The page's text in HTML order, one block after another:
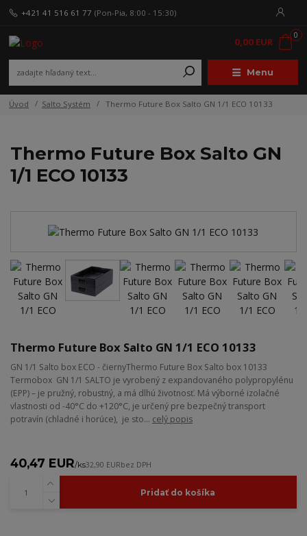
Menu
+421 41 516 61 77 (Pon-Pia, 8:00 - 15:30)
0
0,00 EUR
Úvod Salto Systém Thermo Future Box Salto GN 1/1 ECO 10133
Thermo Future Box Salto GN
1/1 ECO 10133
Thermo Future Box Salto GN 1/1 ECO 10133
GN 1/1 Salto box ECO - čiernyThermo Future Box Salto box 10133
Termobox GN 1/1 SALTO je vyrobený z expandovaného polypropylénu
(EPP) – je pružný, robustný, a má dlhú životnosť. Má výborné izolačné
vlastnosti od -40°C do +120°C, je určený pre bezpečný transport
potravín (chladné i horúce), je sto... celý popis
40,47 EUR/ks32,90 EURbez DPH
Pridať do košíka